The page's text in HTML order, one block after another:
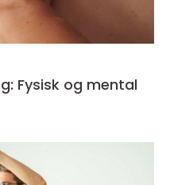
Fysisk og mental